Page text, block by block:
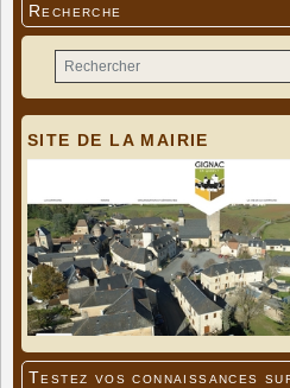
Recherche
SITE DE LA MAIRIE
Testez vos connaissances